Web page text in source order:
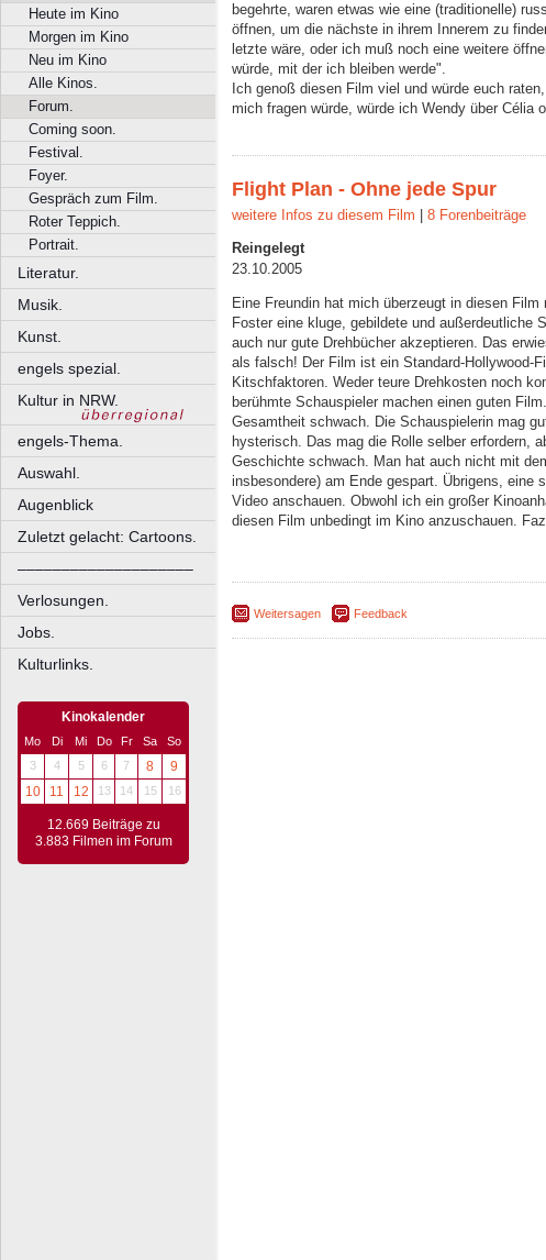
Heute im Kino
Morgen im Kino
Neu im Kino
Alle Kinos.
Forum.
Coming soon.
Festival.
Foyer.
Gespräch zum Film.
Roter Teppich.
Portrait.
Literatur.
Musik.
Kunst.
engels spezial.
Kultur in NRW.
engels-Thema.
Auswahl.
Augenblick
Zuletzt gelacht: Cartoons.
––––––––––––––––––––
Verlosungen.
Jobs.
Kulturlinks.
Kinokalender
Mo Di Mi Do Fr Sa
So
3
4 5 6 7 8
9
10
11 12 13 14 15 16
12.669 Beiträge zu
3.883 Filmen im Forum
begehrte, waren etwas wie eine (traditionelle)
öffnen, um die nächste in ihrem Innerem zu
letzte wäre, oder ich muß noch eine weitere
würde, mit der ich bleiben werde".
Ich genoß diesen Film viel und würde euch
mich fragen würde, würde ich Wendy über Célia
Flight Plan - Ohne jede Spur
weitere Infos zu diesem Film 8 Forenbeiträge
Reingelegt
23.10.2005
Eine Freundin hat mich überzeugt in diesen
Foster eine kluge, gebildete und außerdeutliche
auch nur gute Drehbücher akzeptieren. Das
als falsch! Der Film ist ein Standard-Hollywood-
Kitschfaktoren. Weder teure Drehkosten noch
berühmte Schauspieler machen einen guten
Gesamtheit schwach. Die Schauspielerin mag
hysterisch. Das mag die Rolle selber erfordern,
Geschichte schwach. Man hat auch nicht mit
insbesondere) am Ende gespart. Übrigens, eine
Video anschauen. Obwohl ich ein großer
diesen Film unbedingt im Kino anzuschauen.
Weitersagen Feedback